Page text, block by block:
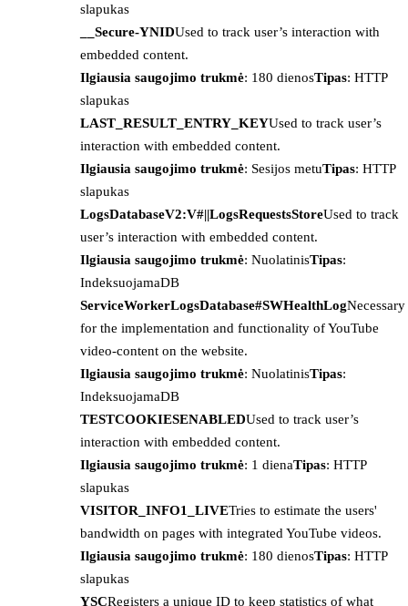
slapukas
__Secure-YNIDUsed to track user’s interaction with
embedded content.
Ilgiausia saugojimo trukmė: 180 dienosTipas: HTTP
slapukas
LAST_RESULT_ENTRY_KEYUsed to track user’s
interaction with embedded content.
Ilgiausia saugojimo trukmė: Sesijos metuTipas: HTTP
slapukas
LogsDatabaseV2:V#||LogsRequestsStoreUsed to track
user’s interaction with embedded content.
Ilgiausia saugojimo trukmė: NuolatinisTipas:
IndeksuojamaDB
ServiceWorkerLogsDatabase#SWHealthLogNecessary
for the implementation and functionality of YouTube
video-content on the website.
Ilgiausia saugojimo trukmė: NuolatinisTipas:
IndeksuojamaDB
TESTCOOKIESENABLEDUsed to track user’s
interaction with embedded content.
Ilgiausia saugojimo trukmė: 1 dienaTipas: HTTP
slapukas
VISITOR_INFO1_LIVETries to estimate the users'
bandwidth on pages with integrated YouTube videos.
Ilgiausia saugojimo trukmė: 180 dienosTipas: HTTP
slapukas
YSCRegisters a unique ID to keep statistics of what